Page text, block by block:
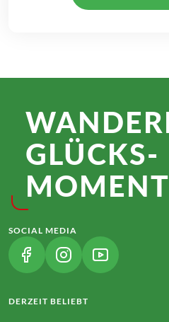
GLÜCKS­
SOCIAL MEDIA
(LINK ÖFFNET IN NEUEM
(LINK ÖFFNET IN
(LINK
DERZEIT BELIEBT